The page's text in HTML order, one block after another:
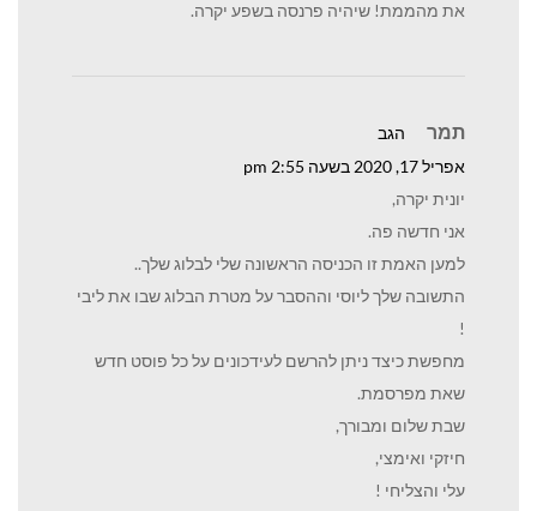
את מהממת! שיהיה פרנסה בשפע יקרה.
תמר
הגב
אפריל 17, 2020 בשעה 2:55 pm
יונית יקרה,
אני חדשה פה.
למען האמת זו הכניסה הראשונה שלי לבלוג שלך..
התשובה שלך ליוסי וההסבר על מטרת הבלוג שבו את ליבי
!
מחפשת כיצד ניתן להרשם לעידכונים על כל פוסט חדש
שאת מפרסמת.
שבת שלום ומבורך,
חיזקי ואימצי,
עלי והצליחי !